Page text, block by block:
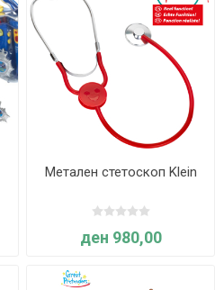
Метален стетоскоп Klein
ден 980,00